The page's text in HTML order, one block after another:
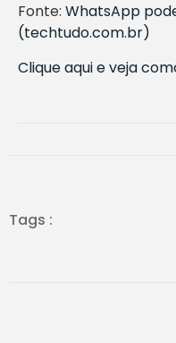
Fonte: WhatsApp
(techtudo.com.br)
Clique aqui e veja
Tags :